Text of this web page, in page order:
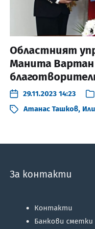
Областният
Манита Вартан
29.11.2023 14:23
Атанас Ташков,
За контакти
Контакти
Банкови сметки